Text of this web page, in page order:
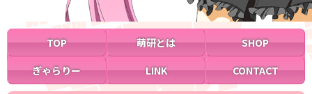
TOP 萌研とは
SHOP
ぎゃらりー
LINK CONTACT